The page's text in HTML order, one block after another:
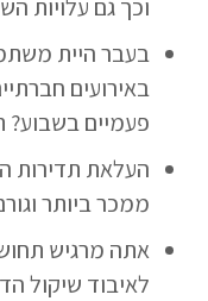
וכך גם עלויות
בעבר היית
באירועים
פעמיים בשבוע?
העלאת תדירות
ממכר ביותר
אתה מרגיש
לאיבוד שיקול